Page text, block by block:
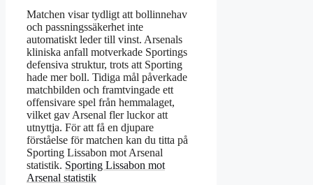
Matchen visar tydligt att bollinnehav
och passningssäkerhet inte
automatiskt leder till vinst. Arsenals
kliniska anfall motverkade Sportings
defensiva struktur, trots att Sporting
hade mer boll. Tidiga mål påverkade
matchbilden och framtvingade ett
offensivare spel från hemmalaget,
vilket gav Arsenal fler luckor att
utnyttja. För att få en djupare
förståelse för matchen kan du titta på
Sporting Lissabon mot Arsenal
statistik. Sporting Lissabon mot
Arsenal statistik